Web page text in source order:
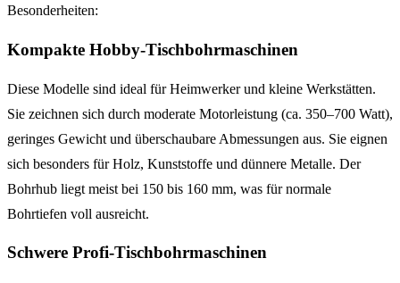
Besonderheiten:
Kompakte Hobby-Tischbohrmaschinen
Diese Modelle sind ideal für Heimwerker und kleine Werkstätten.
Sie zeichnen sich durch moderate Motorleistung (ca. 350–700 Watt),
geringes Gewicht und überschaubare Abmessungen aus. Sie eignen
sich besonders für Holz, Kunststoffe und dünnere Metalle. Der
Bohrhub liegt meist bei 150 bis 160 mm, was für normale
Bohrtiefen voll ausreicht.
Schwere Profi-Tischbohrmaschinen